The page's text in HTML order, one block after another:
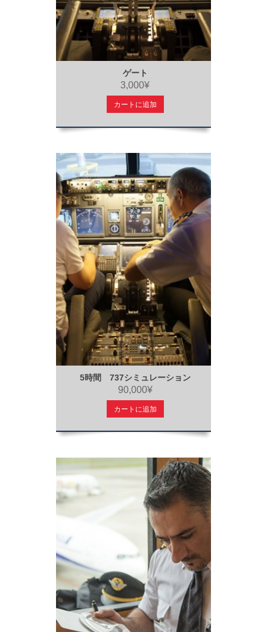
ゲート
3,000¥
カートに追加
5時間 737シミュレーション
90,000¥
カートに追加